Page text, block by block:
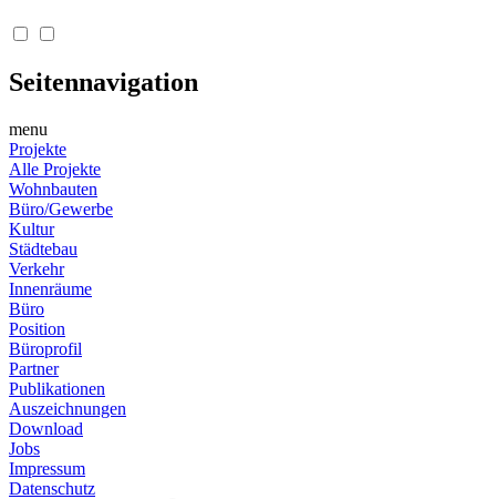
Seitennavigation
menu
Projekte
Alle Projekte
Wohnbauten
Büro/Gewerbe
Kultur
Städtebau
Verkehr
Innenräume
Büro
Position
Büroprofil
Partner
Publikationen
Auszeichnungen
Download
Jobs
Impressum
Datenschutz